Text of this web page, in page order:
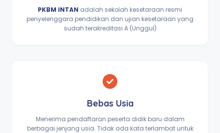
PKBM INTAN adalah sekolah kesetaraan resmi
penyelenggara pendidikan dan ujian kesetaraan yang
sudah terakreditasi A (Unggul)
Bebas Usia
Menerima pendaftaran peserta didik baru dalam
berbagai jenjang usia. Tidak ada kata terlambat untuk